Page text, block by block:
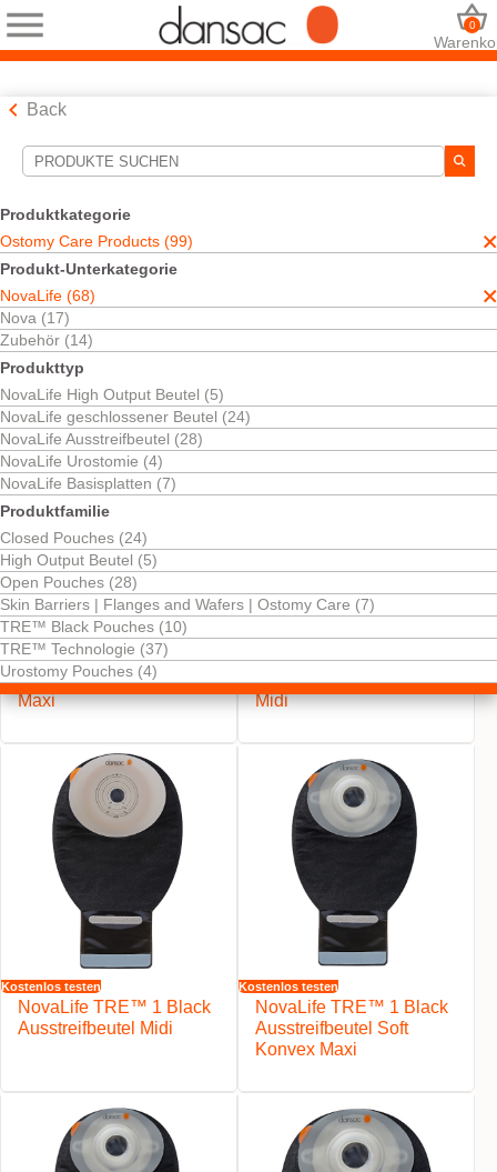
0
Back
Produktkategorie
Ostomy Care Products (99)
Produkt-Unterkategorie
NovaLife (68)
Nova (17)
Zubehör (14)
Produkttyp
NovaLife High Output Beutel (5)
NovaLife geschlossener Beutel (24)
NovaLife Ausstreifbeutel (28)
NovaLife Urostomie (4)
NovaLife Basisplatten (7)
Produktfamilie
Closed Pouches (24)
High Output Beutel (5)
Open Pouches (28)
Skin Barriers | Flanges and Wafers | Ostomy Care (7)
TRE™ Black Pouches (10)
TRE™ Technologie (37)
Urostomy Pouches (4)
Suchwerkzeuge
Ihre Auswahl:
Ostomy Care Products
NovaLife
Sortieren nach:
Kostenlos testen
NovaLife TRE™ 1 Black
Ausstreifbeutel Konvex
Maxi
Kostenlos testen
NovaLife TRE™ 1 Black
Ausstreifbeutel Konvex
Midi
Kostenlos testen
NovaLife TRE™ 1 Black
Ausstreifbeutel Midi
Kostenlos testen
NovaLife TRE™ 1 Black
Ausstreifbeutel Soft
Konvex Maxi